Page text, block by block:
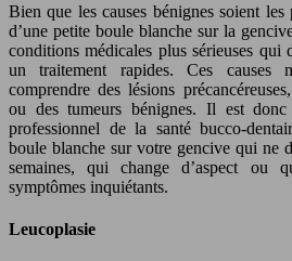
Bien que les causes bénignes soient les
d’une petite boule blanche sur la
conditions médicales plus sérieuses qui
un traitement rapides. Ces causes
comprendre des lésions
ou des tumeurs bénignes. Il est
professionnel de la santé bucco-
boule blanche sur votre gencive qui ne
semaines, qui change d’aspect ou
symptômes inquiétants.
Leucoplasie